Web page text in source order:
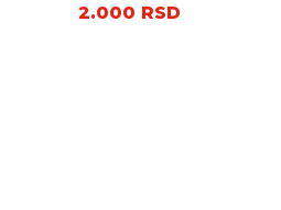
2.000 RSD